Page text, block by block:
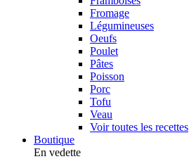
Fromage
Légumineuses
Oeufs
Poulet
Pâtes
Poisson
Porc
Tofu
Veau
Voir toutes les recettes
Boutique
En vedette